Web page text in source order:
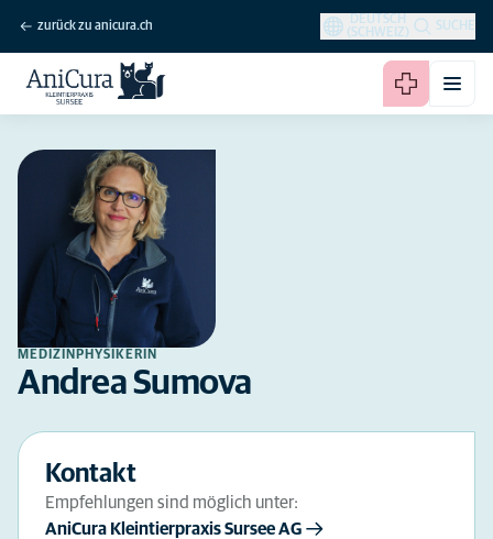
zurück zu anicura.ch
DEUTSCH
(SCHWEIZ)
SUCHE
MEDIZINPHYSIKERIN
Andrea Sumova
Kontakt
Empfehlungen sind möglich unter:
AniCura Kleintierpraxis Sursee AG